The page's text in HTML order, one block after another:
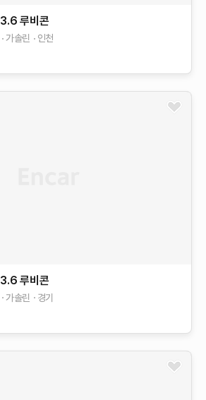
3.6 루비콘
가솔린 인천
3.6 루비콘
가솔린 경기